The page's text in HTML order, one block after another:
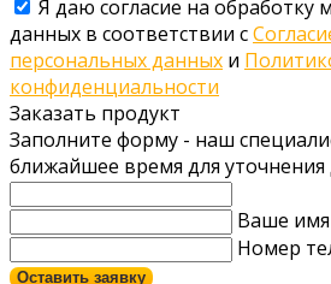
Я даю согласие на обработку
данных в соответствии с
персональных данных и
конфиденциальности
Заказать продукт
Заполните форму - наш
ближайшее время для уточнения
Ваше имя
Номер
Оставить заявку